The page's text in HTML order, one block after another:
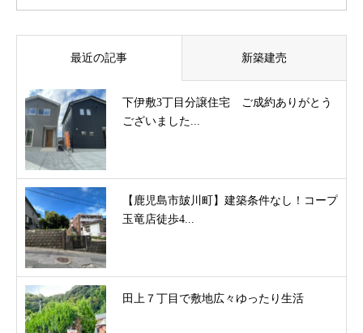
最近の記事 新築建売
下伊敷3丁目分譲住宅 ご成約ありがとう
ございました...
【鹿児島市皷川町】建築条件なし！コープ
玉竜店徒歩4...
田上７丁目で敷地広々ゆったり生活